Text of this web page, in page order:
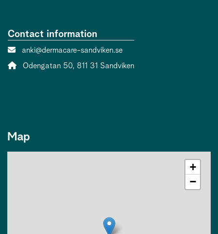
Contact information
Contact person email:
anki@dermacare-sandviken.se
Address:
Odengatan 50, 811 31 Sandviken
Map
+
−